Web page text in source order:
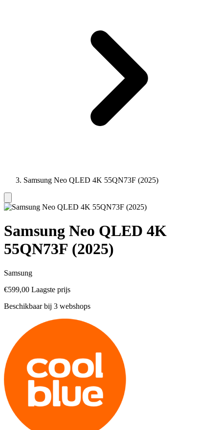
Samsung Neo QLED 4K 55QN73F (2025)
Samsung Neo QLED 4K
55QN73F (2025)
Samsung
€599,00 Laagste prijs
Beschikbaar bij 3 webshops